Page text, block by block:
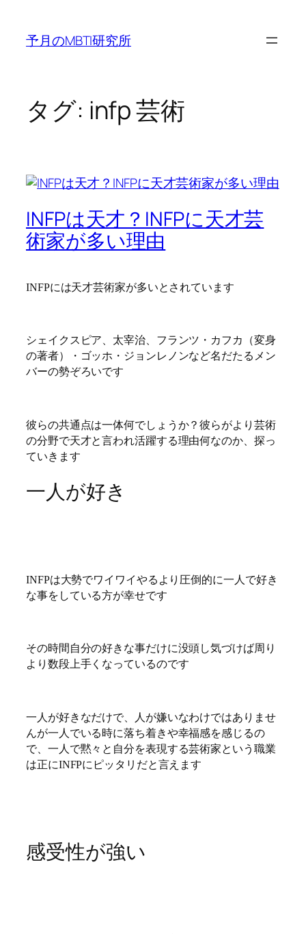
予月のMBTI研究所
タグ: infp 芸術
INFPは天才？INFPに天才芸
術家が多い理由
INFPには天才芸術家が多いとされています
シェイクスピア、太宰治、フランツ・カフカ（変身
の著者）・ゴッホ・ジョンレノンなど名だたるメン
バーの勢ぞろいです
彼らの共通点は一体何でしょうか？彼らがより芸術
の分野で天才と言われ活躍する理由何なのか、探っ
ていきます
一人が好き
INFPは大勢でワイワイやるより圧倒的に一人で好き
な事をしている方が幸せです
その時間自分の好きな事だけに没頭し気づけば周り
より数段上手くなっているのです
一人が好きなだけで、人が嫌いなわけではありませ
んが一人でいる時に落ち着きや幸福感を感じるの
で、一人で黙々と自分を表現する芸術家という職業
は正にINFPにピッタリだと言えます
感受性が強い